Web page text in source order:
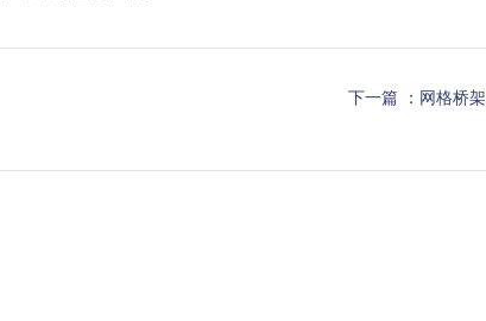
下一篇 ： 网格桥架